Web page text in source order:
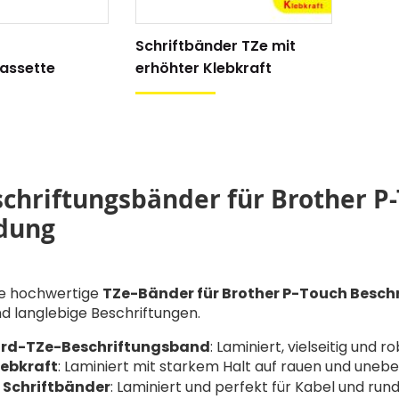
Schriftbänder TZe mit
erhöhter Klebkraft
für Brother
hochwertige TZe-Bänder für Brother P-Touch
langlebige Beschriftungen.
TZe-Beschriftungsband: Laminiert, vielseitig und
: Laminiert mit starkem Halt auf rauen und
Schriftbänder: Laminiert und perfekt für Kabel und